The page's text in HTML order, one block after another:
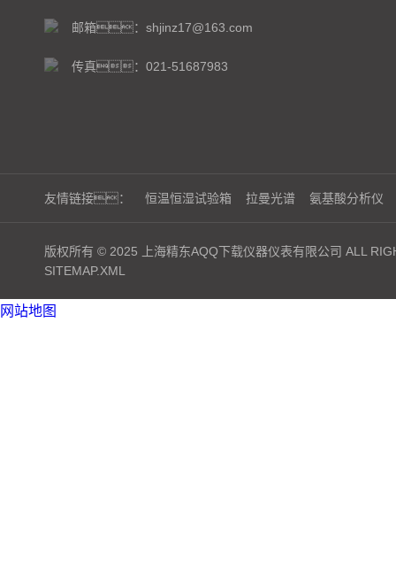
邮箱：shjinz17@163.com
传真：021-51687983
友情链接： 恒温恒湿试验箱 拉曼光谱 氨基酸分析仪
版权所有 © 2025 上海精东AQQ下载仪器仪表有限公司 ALL
SITEMAP.XML
网站地图